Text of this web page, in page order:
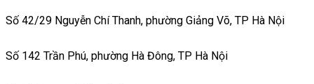
Số 42/29 Nguyễn Chí Thanh, phường Giảng Võ, TP Hà Nội
Số 142 Trần Phú, phường Hà Đông, TP Hà Nội